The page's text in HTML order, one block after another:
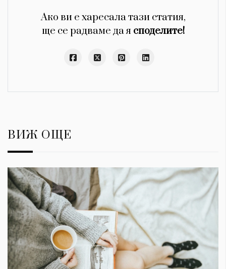
Ако ви е харесала тази статия,
ще се радваме да я споделите!
ВИЖ ОЩЕ